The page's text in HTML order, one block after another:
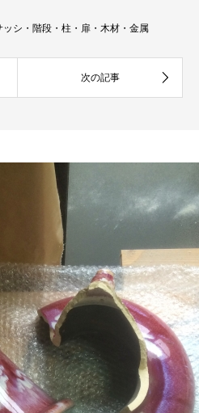
シ・階段・柱・扉・木材・金属